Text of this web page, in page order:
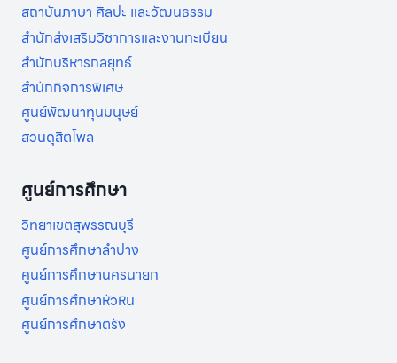
สถาบันภาษา ศิลปะ และวัฒนธรรม
สำนักส่งเสริมวิชาการและงานทะเบียน
สำนักบริหารกลยุทธ์
สำนักกิจการพิเศษ
ศูนย์พัฒนาทุนมนุษย์
สวนดุสิตโพล
ศูนย์การศึกษา
วิทยาเขตสุพรรณบุรี
ศูนย์การศึกษาลำปาง
ศูนย์การศึกษานครนายก
ศูนย์การศึกษาหัวหิน
ศูนย์การศึกษาตรัง